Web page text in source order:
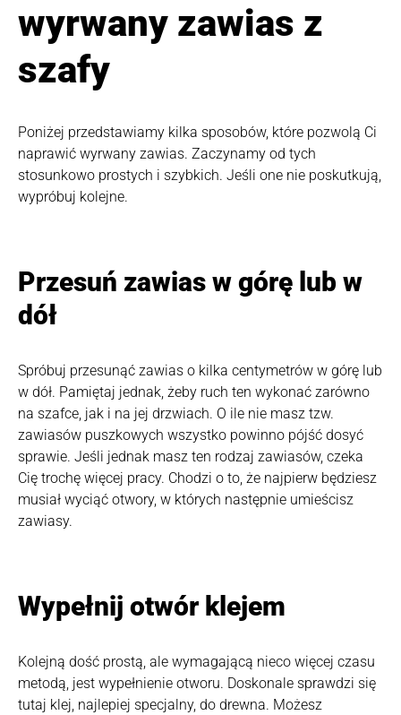
wyrwany zawias z
szafy
Poniżej przedstawiamy kilka sposobów, które pozwolą Ci
naprawić wyrwany zawias. Zaczynamy od tych
stosunkowo prostych i szybkich. Jeśli one nie poskutkują,
wypróbuj kolejne.
Przesuń zawias w górę lub w
dół
Spróbuj przesunąć zawias o kilka centymetrów w górę lub
w dół. Pamiętaj jednak, żeby ruch ten wykonać zarówno
na szafce, jak i na jej drzwiach. O ile nie masz tzw.
zawiasów puszkowych wszystko powinno pójść dosyć
sprawie. Jeśli jednak masz ten rodzaj zawiasów, czeka
Cię trochę więcej pracy. Chodzi o to, że najpierw będziesz
musiał wyciąć otwory, w których następnie umieścisz
zawiasy.
Wypełnij otwór klejem
Kolejną dość prostą, ale wymagającą nieco więcej czasu
metodą, jest wypełnienie otworu. Doskonale sprawdzi się
tutaj klej, najlepiej specjalny, do drewna. Możesz